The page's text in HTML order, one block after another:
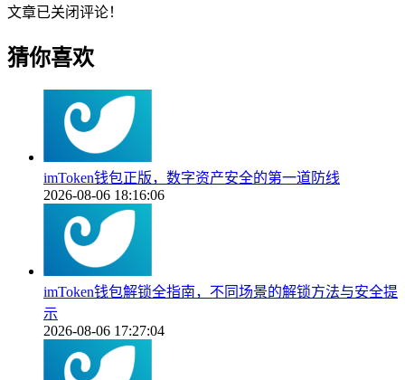
文章已关闭评论！
猜你喜欢
imToken钱包正版，数字资产安全的第一道防线
2026-08-06 18:16:06
imToken钱包解锁全指南，不同场景的解锁方法与安全提
示
2026-08-06 17:27:04